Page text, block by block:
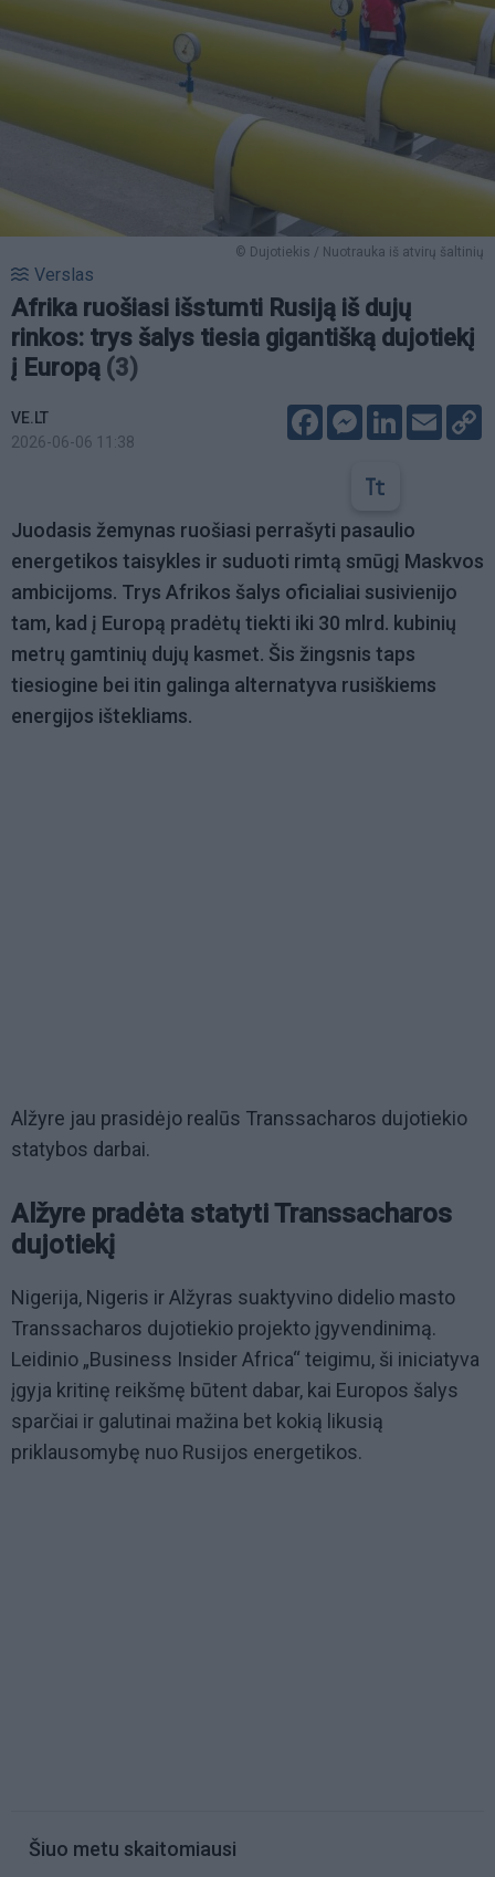
© Dujotiekis / Nuotrauka iš atvirų šaltinių
Verslas
Afrika ruošiasi išstumti Rusiją iš dujų
rinkos: trys šalys tiesia gigantišką dujotiekį
į Europą (3)
VE.LT
2026-06-06 11:38
FacebookMessenger
LinkedIn
Email
Juodasis žemynas ruošiasi perrašyti pasaulio
energetikos taisykles ir suduoti rimtą smūgį Maskvos
ambicijoms. Trys Afrikos šalys oficialiai susivienijo
tam, kad į Europą pradėtų tiekti iki 30 mlrd. kubinių
metrų gamtinių dujų kasmet. Šis žingsnis taps
tiesiogine bei itin galinga alternatyva rusiškiems
energijos ištekliams.
Alžyre jau prasidėjo realūs Transsacharos dujotiekio
statybos darbai.
Alžyre pradėta statyti Transsacharos
dujotiekį
Nigerija, Nigeris ir Alžyras suaktyvino didelio masto
Transsacharos dujotiekio projekto įgyvendinimą.
Leidinio „Business Insider Africa“ teigimu, ši iniciatyva
įgyja kritinę reikšmę būtent dabar, kai Europos šalys
sparčiai ir galutinai mažina bet kokią likusią
priklausomybę nuo Rusijos energetikos.
Šiuo metu skaitomiausi